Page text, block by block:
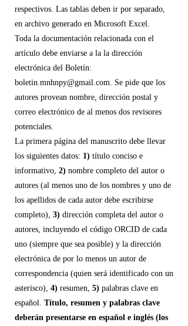
respectivos. Las tablas deben ir por separado,
en archivo generado en Microsoft Excel.
Toda la documentación relacionada con el
artículo debe enviarse a la la dirección
electrónica del Boletín:
boletin.mnhnpy@gmail.com. Se pide que los
autores provean nombre, dirección postal y
correo electrónico de al menos dos revisores
potenciales.
La primera página del manuscrito debe llevar
los siguientes datos: 1) título conciso e
informativo, 2) nombre completo del autor o
autores (al menos uno de los nombres y uno de
los apellidos de cada autor debe escribirse
completo), 3) dirección completa del autor o
autores, incluyendo el código ORCID de cada
uno (siempre que sea posible) y la dirección
electrónica de por lo menos un autor de
correspondencia (quien será identificado con un
asterisco), 4) resumen, 5) palabras clave en
español. Título, resumen y palabras clave
deberán presentarse en español e inglés (los